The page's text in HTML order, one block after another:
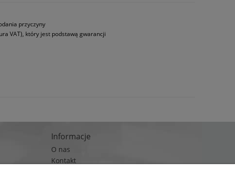
przyczyny
VAT), który jest podstawą gwarancji
Informacje
O nas
Kontakt